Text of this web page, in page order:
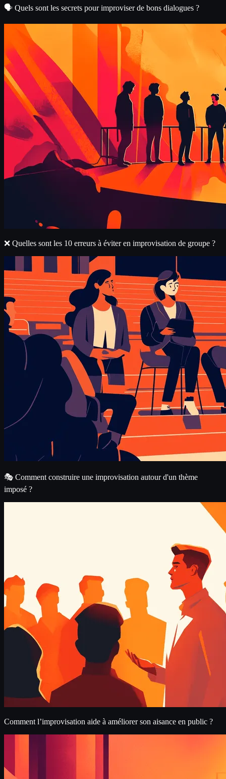
🗣️ Quels sont les secrets pour improviser de bons dialogues ?
❌ Quelles sont les 10 erreurs à éviter en improvisation de groupe ?
🎭 Comment construire une improvisation autour d'un thème
imposé ?
Comment l’improvisation aide à améliorer son aisance en public ?